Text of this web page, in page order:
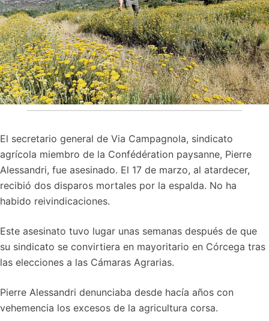
El secretario general de Via Campagnola, sindicato
agrícola miembro de la Confédération paysanne, Pierre
Alessandri, fue asesinado. El 17 de marzo, al atardecer,
recibió dos disparos mortales por la espalda. No ha
habido reivindicaciones.
Este asesinato tuvo lugar unas semanas después de que
su sindicato se convirtiera en mayoritario en Córcega tras
las elecciones a las Cámaras Agrarias.
Pierre Alessandri denunciaba desde hacía años con
vehemencia los excesos de la agricultura corsa.